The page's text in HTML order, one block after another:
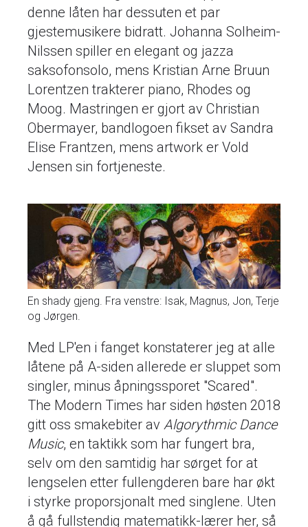
denne låten har dessuten et par
gjestemusikere bidratt. Johanna Solheim-
Nilssen spiller en elegant og jazza
saksofonsolo, mens Kristian Arne Bruun
Lorentzen trakterer piano, Rhodes og
Moog. Mastringen er gjort av Christian
Obermayer, bandlogoen fikset av Sandra
Elise Frantzen, mens artwork er Vold
Jensen sin fortjeneste.
En shady gjeng. Fra venstre: Isak, Magnus, Jon, Terje
og Jørgen.
Med LP'en i fanget konstaterer jeg at alle
låtene på A-siden allerede er sluppet som
singler, minus åpningssporet "Scared".
The Modern Times har siden høsten 2018
gitt oss smakebiter av Algorythmic Dance
Music, en taktikk som har fungert bra,
selv om den samtidig har sørget for at
lengselen etter fullengderen bare har økt
i styrke proporsjonalt med singlene. Uten
å gå fullstendig matematikk-lærer her, så